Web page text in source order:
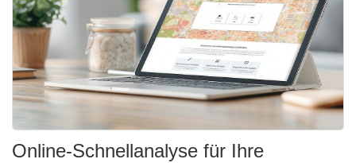
Online-Schnellanalyse für Ihre